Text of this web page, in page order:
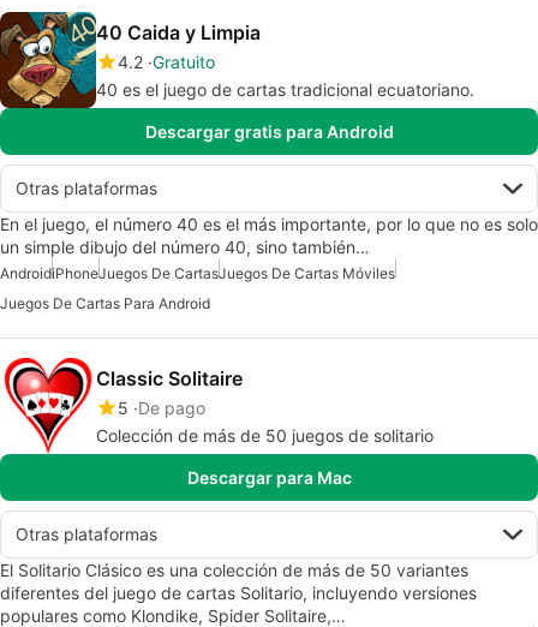
40 Caida y Limpia
4.2 Gratuito
40 es el juego de cartas tradicional ecuatoriano.
Descargar gratis para Android
Otras plataformas
En el juego, el número 40 es el más importante, por lo que no es solo
un simple dibujo del número 40, sino también…
AndroidiPhoneJuegos De CartasJuegos De Cartas Móviles
Juegos De Cartas Para Android
Classic Solitaire
5 De pago
Colección de más de 50 juegos de solitario
Descargar para Mac
Otras plataformas
El Solitario Clásico es una colección de más de 50 variantes
diferentes del juego de cartas Solitario, incluyendo versiones
populares como Klondike, Spider Solitaire,…